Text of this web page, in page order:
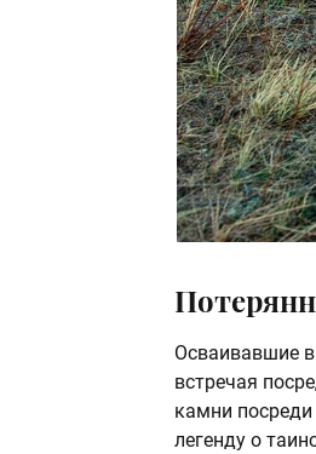
Осваивавшие в
встречая
камни посреди
легенду о